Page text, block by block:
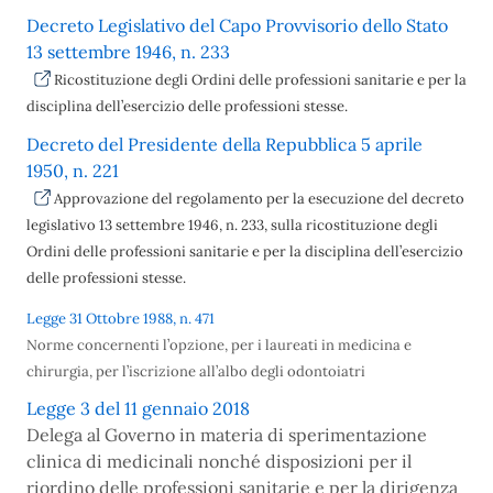
Decreto Legislativo del Capo Provvisorio dello Stato
13 settembre 1946, n. 233
Ricostituzione degli Ordini delle professioni sanitarie e per la
disciplina dell’esercizio delle professioni stesse.
Decreto del Presidente della Repubblica 5 aprile
1950, n. 221
Approvazione del regolamento per la esecuzione del decreto
legislativo 13 settembre 1946, n. 233, sulla ricostituzione degli
Ordini delle professioni sanitarie e per la disciplina dell’esercizio
delle professioni stesse.
Legge 31 Ottobre 1988, n. 471
Norme concernenti l’opzione, per i laureati in medicina e
chirurgia, per l’iscrizione all’albo degli odontoiatri
Legge 3 del 11 gennaio 2018
Delega al Governo in materia di sperimentazione
clinica di medicinali nonché disposizioni per il
riordino delle professioni sanitarie e per la dirigenza